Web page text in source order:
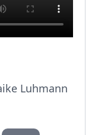
Luhmann